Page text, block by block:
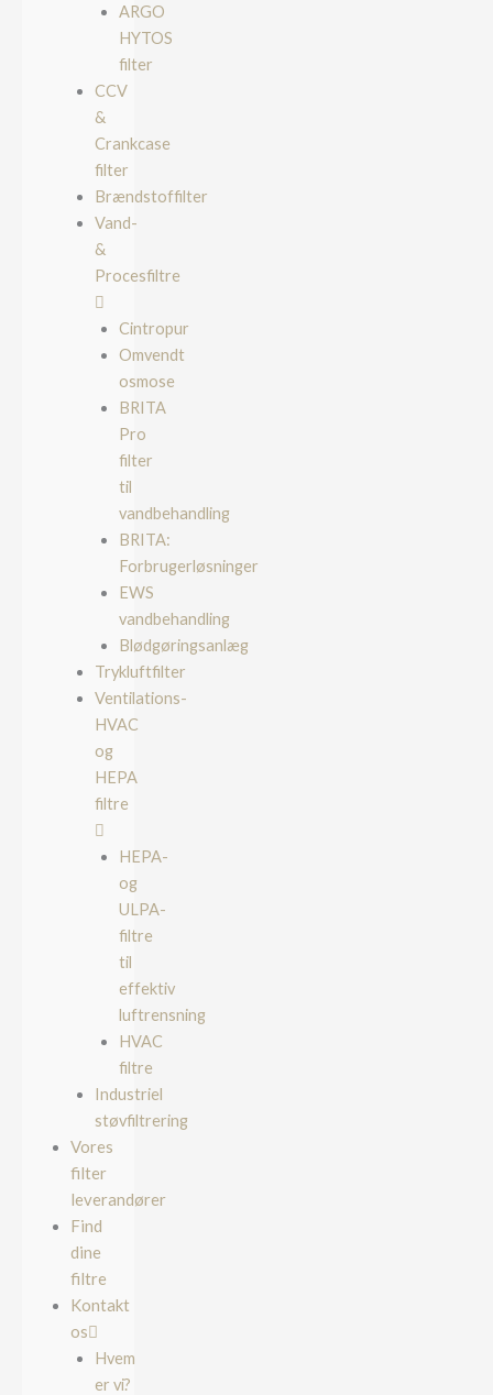
ARGO
HYTOS
filter
CCV
&
Crankcase
filter
Brændstoffilter
Vand-
&
Procesfiltre
Cintropur
Omvendt
osmose
BRITA
Pro
filter
til
vandbehandling
BRITA:
Forbrugerløsninger
EWS
vandbehandling
Blødgøringsanlæg
Trykluftfilter
Ventilations-
HVAC
og
HEPA
filtre
HEPA-
og
ULPA-
filtre
til
effektiv
luftrensning
HVAC
filtre
Industriel
støvfiltrering
Vores
filter
leverandører
Find
dine
filtre
Kontakt
os
Hvem
er vi?